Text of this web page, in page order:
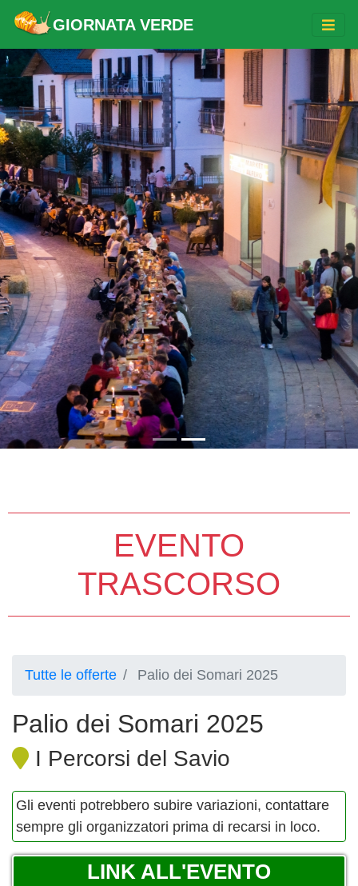
GIORNATA VERDE
EVENTO
TRASCORSO
Tutte le offerte Palio dei Somari 2025
Palio dei Somari 2025
I Percorsi del Savio
Gli eventi potrebbero subire variazioni, contattare
sempre gli organizzatori prima di recarsi in loco.
LINK ALL'EVENTO